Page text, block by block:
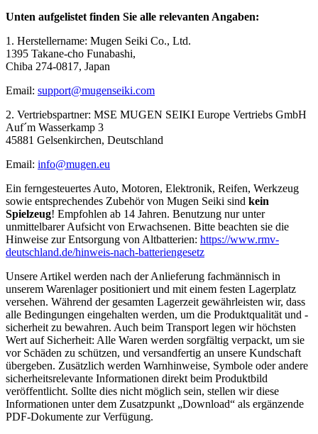
Unten aufgelistet finden Sie alle relevanten Angaben:
1. Herstellername: Mugen Seiki Co., Ltd.
1395 Takane-cho Funabashi,
Chiba 274-0817, Japan
Email: support@mugenseiki.com
2. Vertriebspartner: MSE MUGEN SEIKI Europe Vertriebs GmbH
Auf´m Wasserkamp 3
45881 Gelsenkirchen, Deutschland
Email: info@mugen.eu
Ein ferngesteuertes Auto, Motoren, Elektronik, Reifen, Werkzeug
sowie entsprechendes Zubehör von Mugen Seiki sind kein
Spielzeug! Empfohlen ab 14 Jahren. Benutzung nur unter
unmittelbarer Aufsicht von Erwachsenen. Bitte beachten sie die
Hinweise zur Entsorgung von Altbatterien: https://www.rmv-
deutschland.de/hinweis-nach-batteriengesetz
Unsere Artikel werden nach der Anlieferung fachmännisch in
unserem Warenlager positioniert und mit einem festen Lagerplatz
versehen. Während der gesamten Lagerzeit gewährleisten wir, dass
alle Bedingungen eingehalten werden, um die Produktqualität und -
sicherheit zu bewahren. Auch beim Transport legen wir höchsten
Wert auf Sicherheit: Alle Waren werden sorgfältig verpackt, um sie
vor Schäden zu schützen, und versandfertig an unsere Kundschaft
übergeben. Zusätzlich werden Warnhinweise, Symbole oder andere
sicherheitsrelevante Informationen direkt beim Produktbild
veröffentlicht. Sollte dies nicht möglich sein, stellen wir diese
Informationen unter dem Zusatzpunkt „Download“ als ergänzende
PDF-Dokumente zur Verfügung.